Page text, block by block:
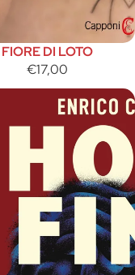
FIORE DI LOTO
€17,00